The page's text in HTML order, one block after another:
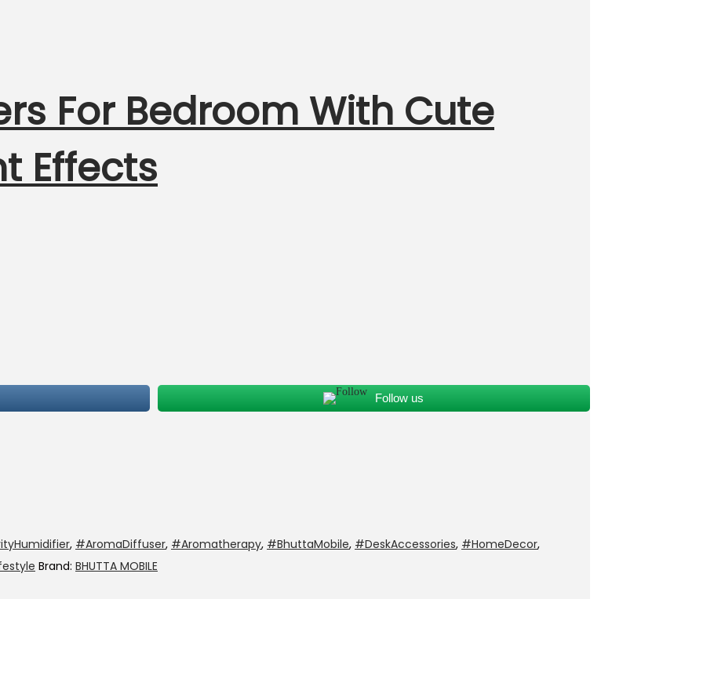
For Bedroom With Cute
Effects
Follow us
, #AromaDiffuser, #Aromatherapy, #BhuttaMobile, #DeskAccessories, #HomeDecor,
Brand: BHUTTA MOBILE